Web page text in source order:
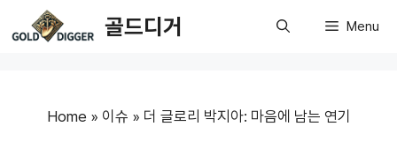
to
골드디거 Menu
Home » 이슈 » 더 글로리 박지아: 마음에 남는 연기